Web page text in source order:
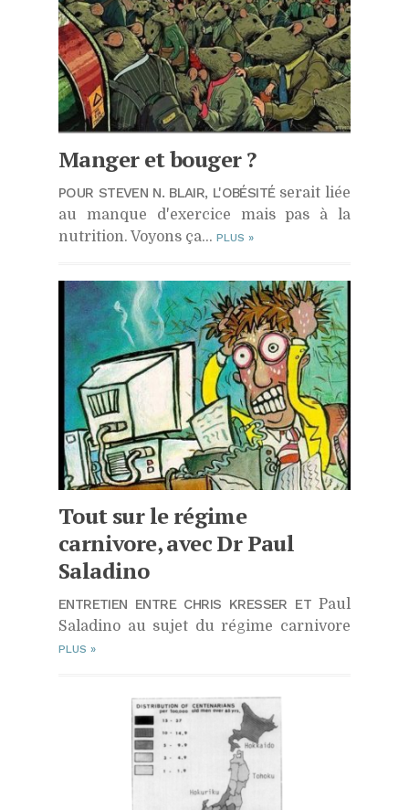
Manger et bouger ?
POUR STEVEN N. BLAIR, L'OBÉSITÉserait liée
au manque d'exercice mais pas à la
nutrition. Voyons ça... PLUS »
Tout sur le régime
carnivore, avec Dr Paul
Saladino
ENTRETIEN ENTRE CHRIS KRESSER ETPaul
Saladino au sujet du régime carnivore
PLUS »